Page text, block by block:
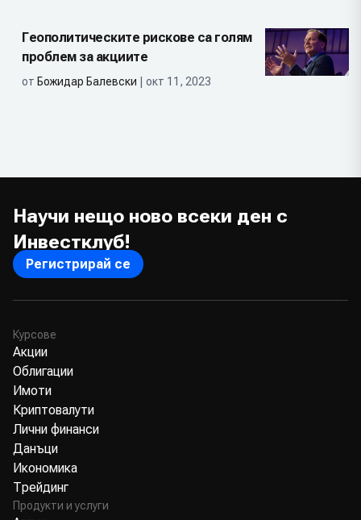
Геополитическите рискове са голям
проблем за акциите
от Божидар Балевски | окт 11, 2023
Научи нещо ново всеки ден с
Инвестклуб!
Регистрирай се
Курсове
Акции
Облигации
Имоти
Криптовалути
Лични финанси
Данъци
Икономика
Трейдинг
Продукти и услуги